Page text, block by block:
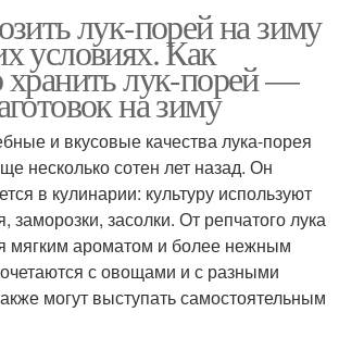
лук-порей на зиму
условиях. Как
хранить лук-порей —
на зиму
и вкусовые качества лука-порея
несколько сотен лет назад. Он
в кулинарии: культуру используют
заморозки, засолки. От репчатого лука
мягким ароматом и более нежным
с овощами и с разными
могут выступать самостоятельным